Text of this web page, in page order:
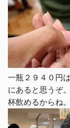
一瓶２９４０円
にあると思うぞ
杯飲めるからね。